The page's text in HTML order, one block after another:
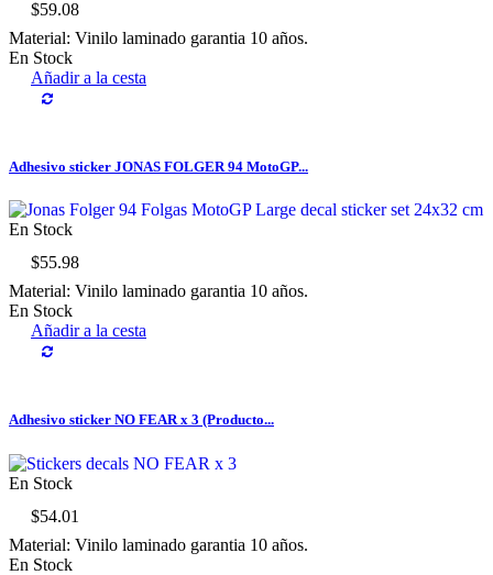
$59.08
Material: Vinilo laminado garantia 10 años.
En Stock
Añadir a la cesta
Adhesivo sticker JONAS FOLGER 94 MotoGP...
En Stock
$55.98
Material: Vinilo laminado garantia 10 años.
En Stock
Añadir a la cesta
Adhesivo sticker NO FEAR x 3 (Producto...
En Stock
$54.01
Material: Vinilo laminado garantia 10 años.
En Stock